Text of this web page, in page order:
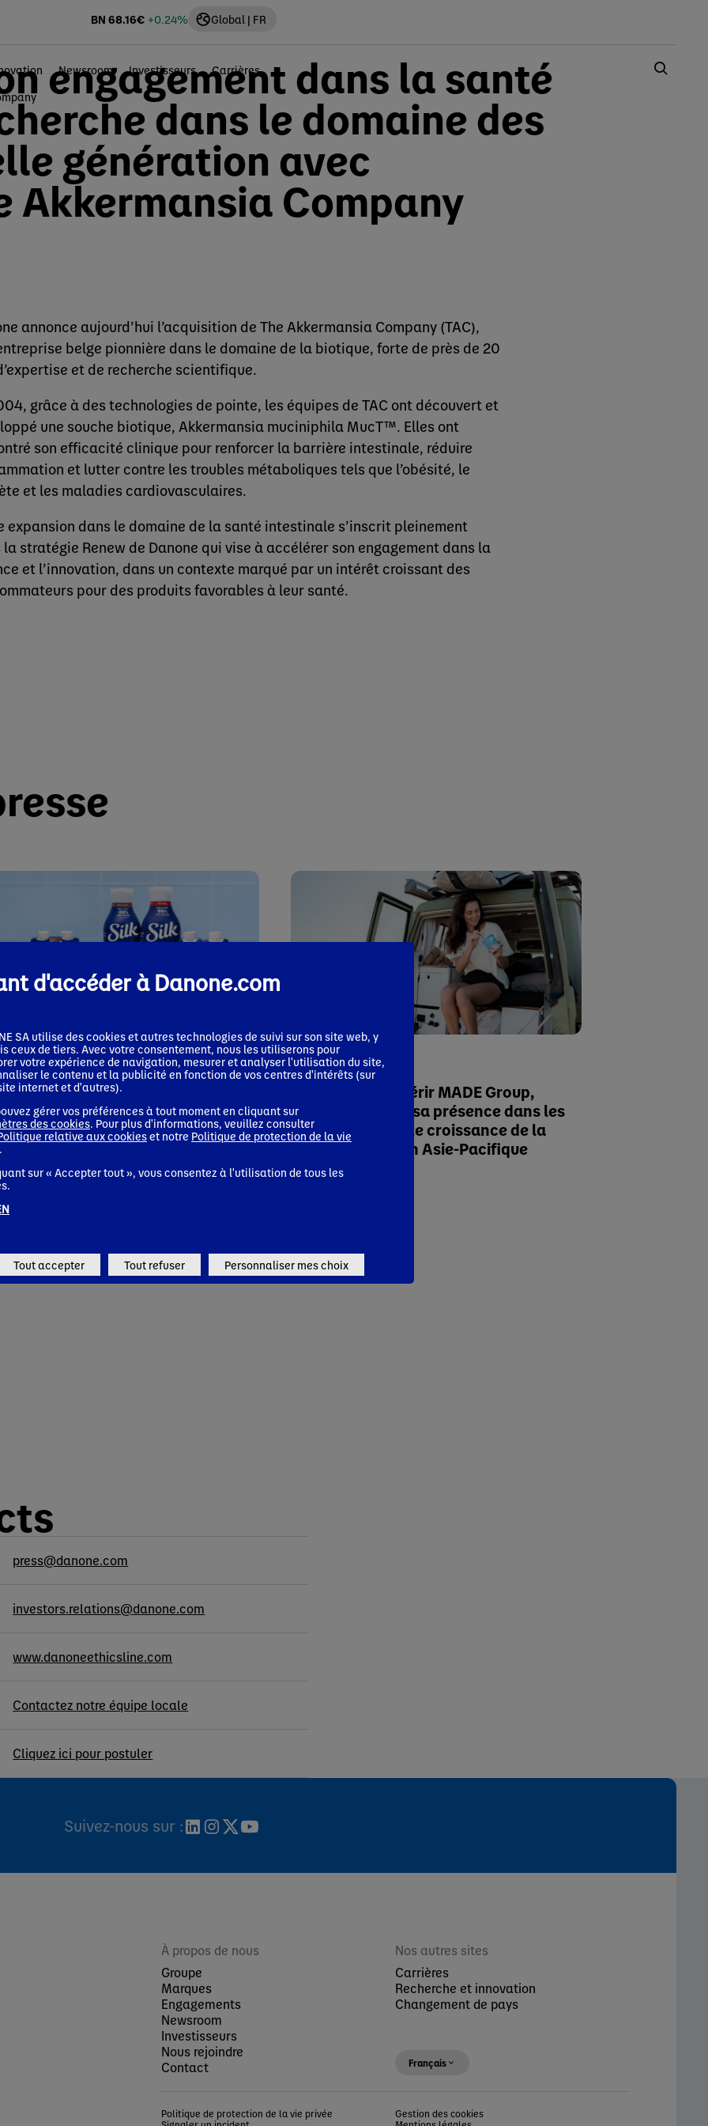
Newsroom Investisseurs Carrières
BN 68.16€ +0.24% Global | FR
engagement dans la santé
dans le domaine des
génération avec
Akkermansia Company
annonce aujourd’hui l’acquisition de The Akkermansia Company (TAC),
belge pionnière dans le domaine de la biotique, forte de près de 20
et de recherche scientifique.
grâce à des technologies de pointe, les équipes de TAC ont découvert et
une souche biotique, Akkermansia muciniphila MucT™. Elles ont
son efficacité clinique pour renforcer la barrière intestinale, réduire
et lutter contre les troubles métaboliques tels que l’obésité, le
et les maladies cardiovasculaires.
expansion dans le domaine de la santé intestinale s’inscrit pleinement
la stratégie Renew de Danone qui vise à accélérer son engagement dans la
et l’innovation, dans un contexte marqué par un intérêt croissant des
pour des produits favorables à leur santé.
de presse
2026
élargit son offre végétale riche en
et en fibres avec le
de nouveaux yaourts et
protéinées aux Etats-Unis
corporate
Communiqué de presse
22 juin 2026
Danone va acquérir MADE Group,
renforçant ainsi sa présence dans les
segments en forte croissance de la
nutrition saine en Asie-Pacifique
press@danone.com
investors.relations@danone.com
www.danoneethicsline.com
Contactez notre équipe locale
Cliquez ici pour postuler
Suivez-nous sur :
À propos de nous
Groupe
Marques
Engagements
Newsroom
Investisseurs
Nous rejoindre
Contact
Nos autres sites
Carrières
Recherche et innovation
Changement de pays
Français
Politique de protection de la vie privée
Gestion des cookies
d'accéder à Danone.com
SA utilise des cookies et autres technologies de suivi sur son site web, y
ceux de tiers. Avec votre consentement, nous les utiliserons pour
votre expérience de navigation, mesurer et analyser l'utilisation du site,
le contenu et la publicité en fonction de vos centres d'intérêts (sur
internet et d'autres).
gérer vos préférences à tout moment en cliquant sur
des cookies . Pour plus d'informations, veuillez consulter
relative aux cookieset notre Politique de protection de la vie
sur « Accepter tout », vous consentez à l'utilisation de tous les
Tout accepter Tout refuser Personnaliser mes choix